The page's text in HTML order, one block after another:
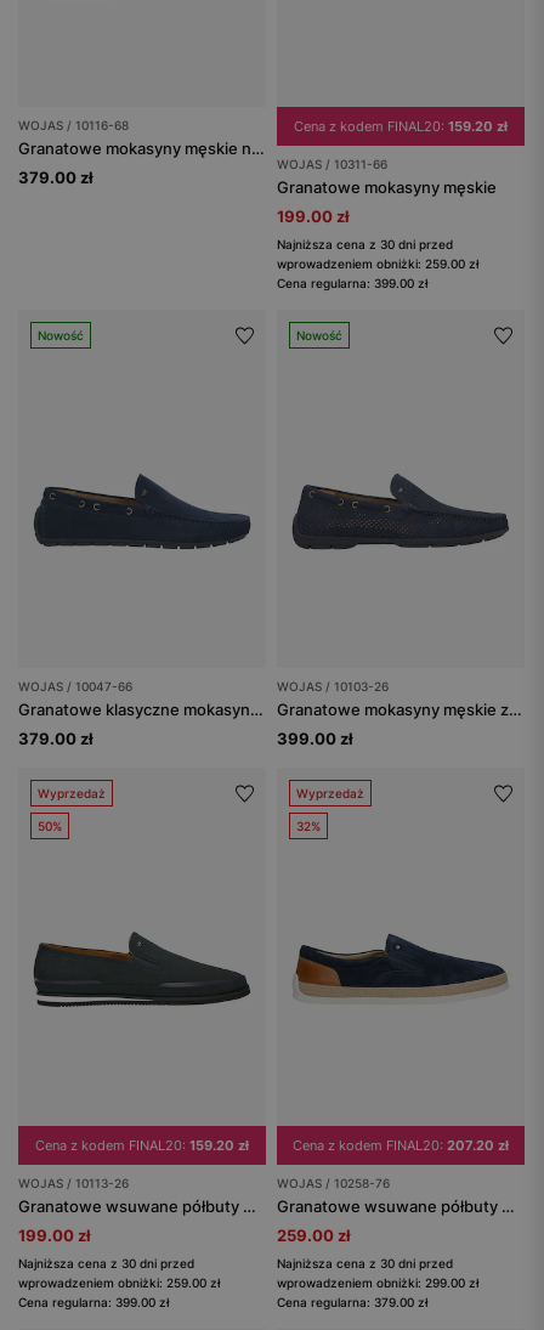
WOJAS / 10116-68
Granatowe mokasyny męskie na czarnej podeszwie
379.00 zł
Cena z kodem FINAL20: 159.20 zł
WOJAS / 10311-66
Granatowe mokasyny męskie
199.00 zł
Najniższa cena z 30 dni przed
wprowadzeniem obniżki: 259.00 zł
Cena regularna: 399.00 zł
Nowość
WOJAS / 10047-66
Granatowe klasyczne mokasyny męskie
379.00 zł
Nowość
WOJAS / 10103-26
Granatowe mokasyny męskie z perforowaną skórą nubukową
399.00 zł
Wyprzedaż
50%
Cena z kodem FINAL20: 159.20 zł
WOJAS / 10113-26
Granatowe wsuwane półbuty męskie z nubuku
199.00 zł
Najniższa cena z 30 dni przed
wprowadzeniem obniżki: 259.00 zł
Cena regularna: 399.00 zł
Wyprzedaż
32%
Cena z kodem FINAL20: 207.20 zł
WOJAS / 10258-76
Granatowe wsuwane półbuty męskie z brązową wstawką ze skóry licowej
259.00 zł
Najniższa cena z 30 dni przed
wprowadzeniem obniżki: 299.00 zł
Cena regularna: 379.00 zł